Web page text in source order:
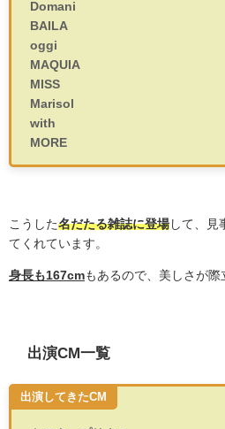
Domani
BAILA
oggi
MAQUIA
MISS
Marisol
with
MORE
こうした名だたる雑誌に登場して、見
てくれています。
身長も167cmもあるので、美しさが際
出演CM一覧
出演してきたCM